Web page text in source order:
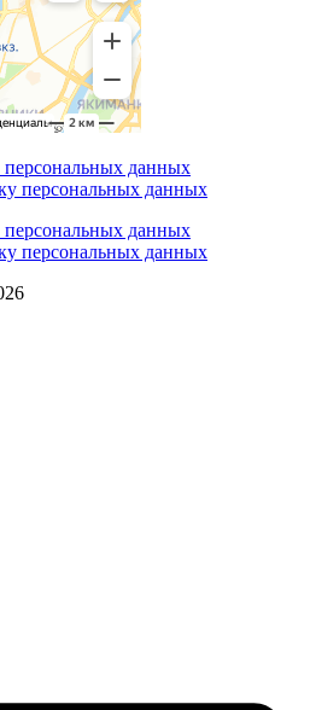
данных
персональных данных
данных
персональных данных